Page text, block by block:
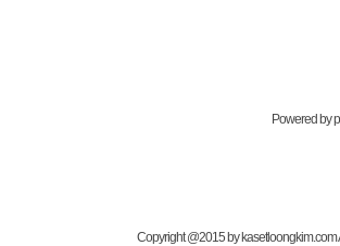
Powered by
Copyright @2015 by kasetloongkim.com